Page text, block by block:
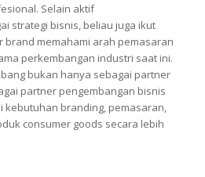
Selain aktif
strategi bisnis, beliau juga ikut
brand memahami arah pemasaran
perkembangan industri saat ini.
bukan hanya sebagai partner
partner pengembangan bisnis
branding, pemasaran,
consumer goods secara lebih